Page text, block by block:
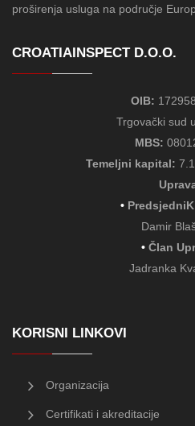
proširenja usluga na područje
CROATIAINSPECT D.O.O.
OIB:
Trgovački sud
MBS:
Temeljni kapital:
•
Damir
• Član
Jadranka
KORISNI LINKOVI
Organizacija
Certifikati i akreditacije